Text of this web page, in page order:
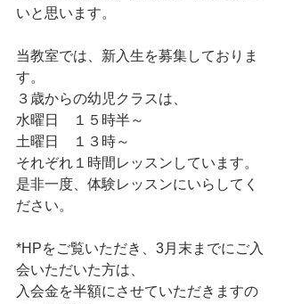
いと思います。
当教室では、新入生を募集しておりま
す。
３歳からの幼児クラスは、
水曜日　１５時半～
土曜日　１３時～
それぞれ１時間レッスンしています。
是非一度、体験レッスンにいらしてく
ださい。
*HPをご覧いただき、3月末までにご入
会いただいた方は、
入会金を半額にさせていただきますの